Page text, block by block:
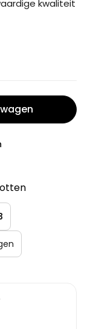
kwaliteit